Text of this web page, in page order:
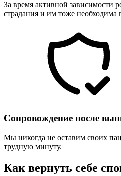
За время активной зависимости
страдания и им тоже
Сопровождение после
Мы никогда не оставим своих
трудную минуту.
Как вернуть себе